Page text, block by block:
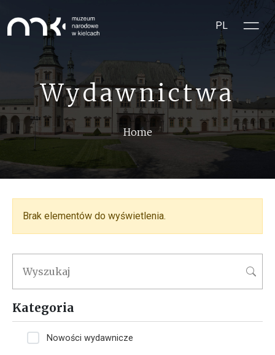
PL
Wydawnictwa
Breadcrumb
Home
Kategoria
Nowości wydawnicze
Brak elementów do wyświetlenia.